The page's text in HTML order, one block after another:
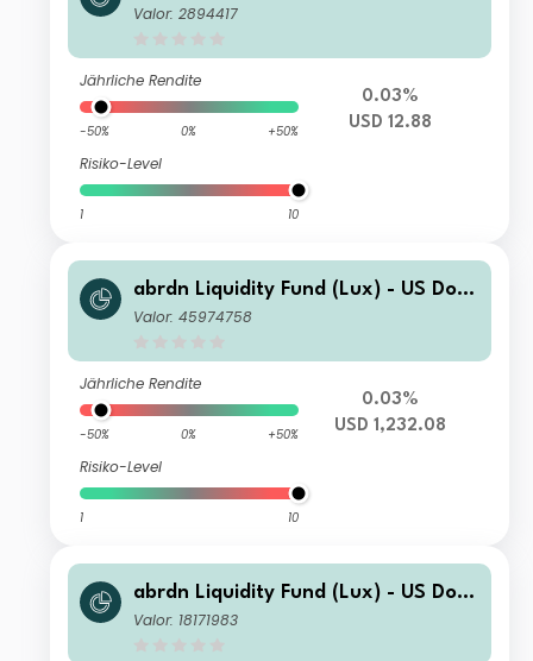
r Fund K-2 Acc USD
Valor: 2894417
Jährliche Rendite
-50% 0% +50%
Risiko-Level
1 10
0.03%
USD 12.88
abrdn Liquidity Fund (Lux) - US Dolla
r Fund X-2 Acc USD
Valor: 45974758
Jährliche Rendite
-50% 0% +50%
Risiko-Level
1 10
0.03%
USD 1,232.08
abrdn Liquidity Fund (Lux) - US Dolla
r Fund Z-1 Inc USD
Valor: 18171983